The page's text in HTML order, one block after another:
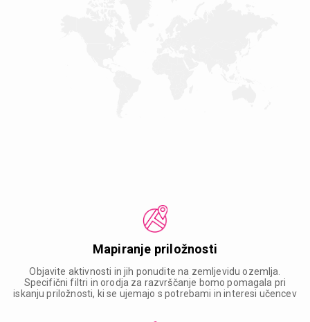
Mapiranje priložnosti
Objavite aktivnosti in jih ponudite na zemljevidu ozemlja.
Specifični filtri in orodja za razvrščanje bomo pomagala pri
iskanju priložnosti, ki se ujemajo s potrebami in interesi učencev